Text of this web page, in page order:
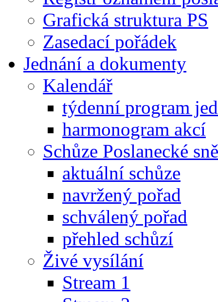
Grafická struktura PS
Zasedací pořádek
Jednání a dokumenty
Kalendář
týdenní program
harmonogram akcí
Schůze Poslanecké
aktuální schůze
navržený pořad
schválený pořad
přehled schůzí
Živé vysílání
Stream 1